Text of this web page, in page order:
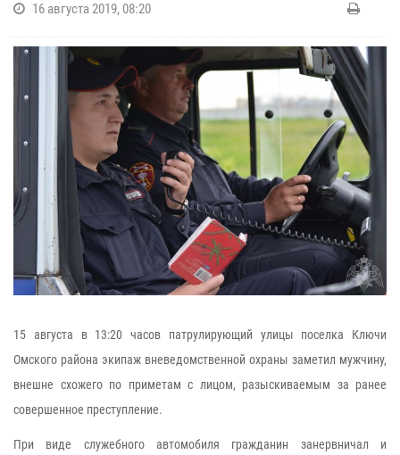
16 августа 2019, 08:20
15 августа в 13:20 часов патрулирующий улицы поселка Ключи
Омского района экипаж вневедомственной охраны заметил мужчину,
внешне схожего по приметам с лицом, разыскиваемым за ранее
совершенное преступление.
При виде служебного автомобиля гражданин занервничал и